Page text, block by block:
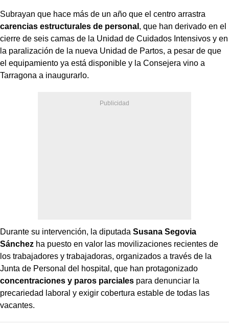
Subrayan que hace más de un año que el centro arrastra
carencias estructurales de personal , que han derivado en el
cierre de seis camas de la Unidad de Cuidados Intensivos y en
la paralización de la nueva Unidad de Partos, a pesar de que
el equipamiento ya está disponible y la Consejera vino a
Tarragona a inaugurarlo.
Durante su intervención, la diputada Susana Segovia
Sánchez ha puesto en valor las movilizaciones recientes de
los trabajadores y trabajadoras, organizados a través de la
Junta de Personal del hospital, que han protagonizado
concentraciones y paros parciales para denunciar la
precariedad laboral y exigir cobertura estable de todas las
vacantes.